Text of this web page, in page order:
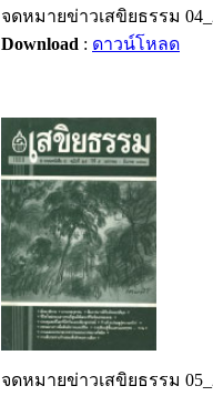
จดหมายข่าวเสขิยธรรม
Download : ดาวน์โหลด
จดหมายข่าวเสขิยธรรม